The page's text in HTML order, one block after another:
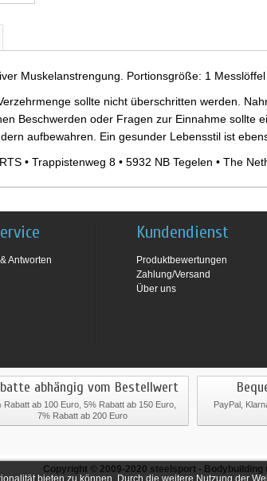
bieten zu können. Durch die weitere Nutzung der
Muskelanstrengung. Portionsgröße: 1
sollte nicht überschritten werden.
Beschwerden oder Fragen zur Einnahme sollte
aufbewahren. Ein gesunder Lebensstil ist
• Trappistenweg 8 • 5932 NB Tegelen • The
Antworten
Kundendienst
Produktbewertungen
Zahlung/Versand
Über uns
abhängig vom Bestellwert
Rabatt ab 100 Euro, 5% Rabatt ab 150 Euro,
7% Rabatt ab 200 Euro
PayPal,
Copyright © 2009-2020 steelsport- Bodybuilding